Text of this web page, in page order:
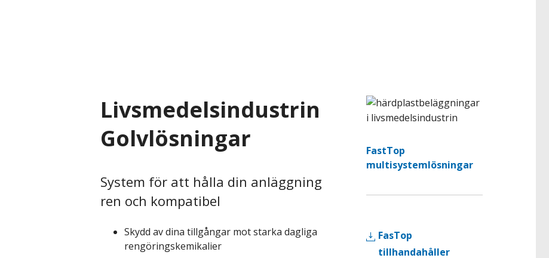
Livsmedelsindustrin
Golvlösningar
System för att hålla din anläggning
ren och kompatibel
Skydd av dina tillgångar mot starka dagliga
rengöringskemikalier
FastTop
multisystemlösningar
FasTop
tillhandahåller